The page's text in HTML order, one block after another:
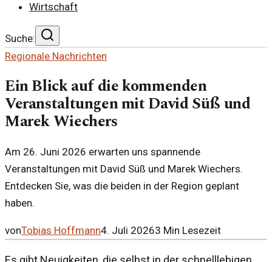
Wirtschaft
Suche:
Regionale Nachrichten
Ein Blick auf die kommenden
Veranstaltungen mit David Süß und
Marek Wiechers
Am 26. Juni 2026 erwarten uns spannende
Veranstaltungen mit David Süß und Marek Wiechers.
Entdecken Sie, was die beiden in der Region geplant
haben.
vonTobias Hoffmann4. Juli 20263 Min Lesezeit